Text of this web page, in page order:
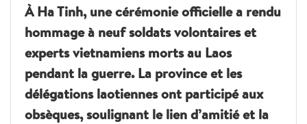
À Ha Tinh, une cérémonie officielle a rendu
hommage à neuf soldats volontaires et
experts vietnamiens morts au Laos
pendant la guerre. La province et les
délégations laotiennes ont participé aux
obsèques, soulignant le lien d’amitié et la